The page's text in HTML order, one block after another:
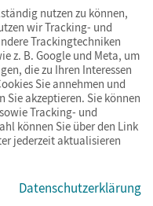
Cookies & Co.
nutzen zu können,
wir Tracking- und
Trackingtechniken
z. B. Google und Meta, um
die zu Ihren Interessen
Sie annehmen und
Sie akzeptieren. Sie können
Tracking- und
können Sie über den Link
jederzeit aktualisieren
Datenschutzerklärung